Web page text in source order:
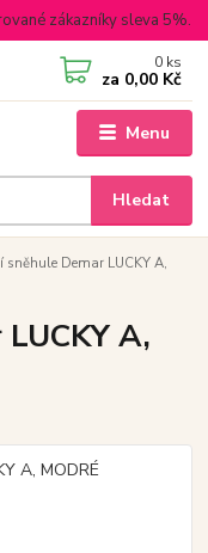
zákazníky sleva 5%.
Menu
Hledat
0 ks
za 0,00 Kč
sněhule Demar LUCKY A,
A,